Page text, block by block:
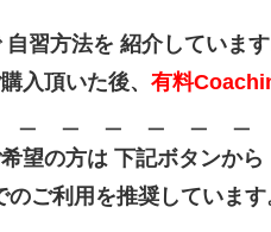
習方法を 紹介しています
入頂いた後、 有料
望の方は 下記ボタンか
ご利用を推奨しています